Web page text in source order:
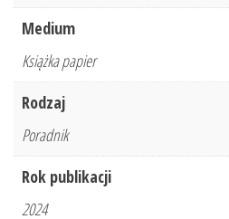
Medium
Książka papier
Rodzaj
Poradnik
Rok publikacji
2024